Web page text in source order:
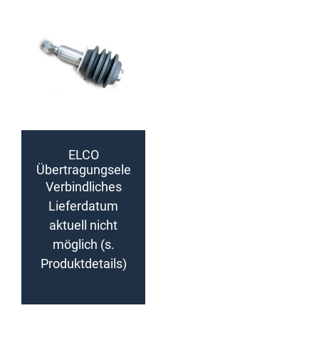
ELCO
Übertragungsele
ment
(konfigurierbar)
Verbindliches
Lieferdatum
aktuell nicht
möglich (s.
Produktdetails)